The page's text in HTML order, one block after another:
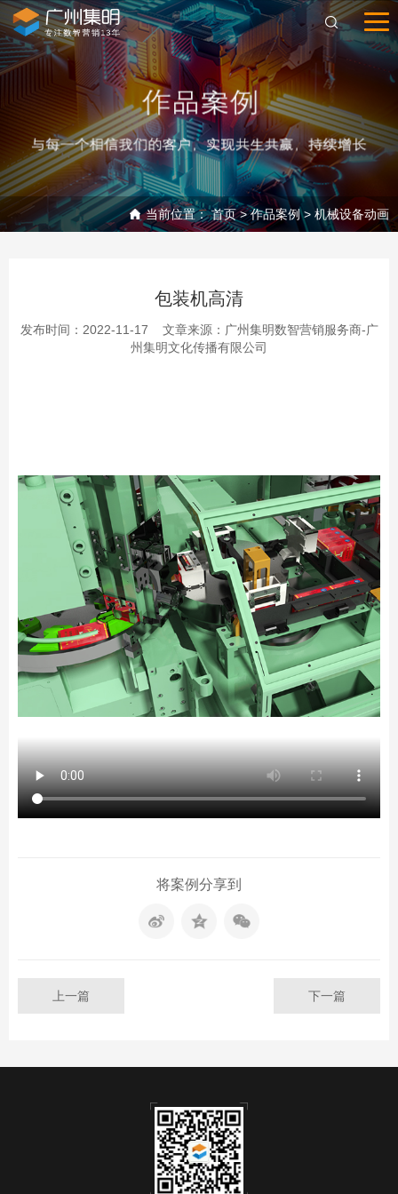
当前位置：首页>作品案例> 机械设备动画
包装机高清
发布时间：2022-11-17 文章来源：广州集明数智营销服务商-广
州集明文化传播有限公司
将案例分享到
上一篇 下一篇